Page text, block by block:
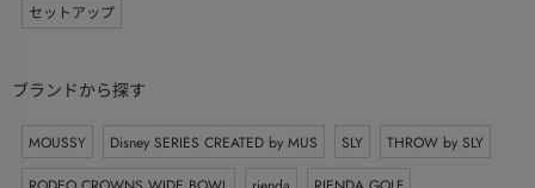
セットアップ
ブランドから探す
MOUSSY Disney SERIES CREATED by MUS SLY
THROW by SLY